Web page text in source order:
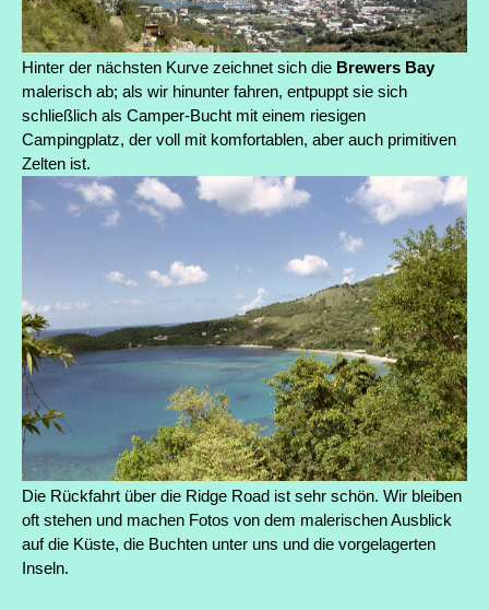
Hinter der nächsten Kurve zeichnet sich die Brewers Bay
malerisch ab; als wir hinunter fahren, entpuppt sie sich
schließlich als Camper-Bucht mit einem riesigen
Campingplatz, der voll mit komfortablen, aber auch primitiven
Zelten ist.
Die Rückfahrt über die Ridge Road ist sehr schön. Wir bleiben
oft stehen und machen Fotos von dem malerischen Ausblick
auf die Küste, die Buchten unter uns und die vorgelagerten
Inseln.